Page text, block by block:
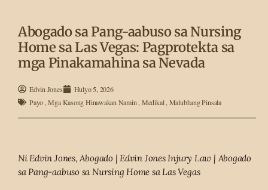
Abogado sa Pang-aabuso sa Nursing
Home sa Las Vegas: Pagprotekta sa
mga Pinakamahina sa Nevada
Edvin Jones
Hulyo 5, 2026
Payo ,Mga Kasong Hinawakan Namin Medikal, Malubhang Pinsala
Ni Edvin Jones, Abogado | Edvin Jones Injury Law | Abogado
sa Pang-aabuso sa Nursing Home sa Las Vegas